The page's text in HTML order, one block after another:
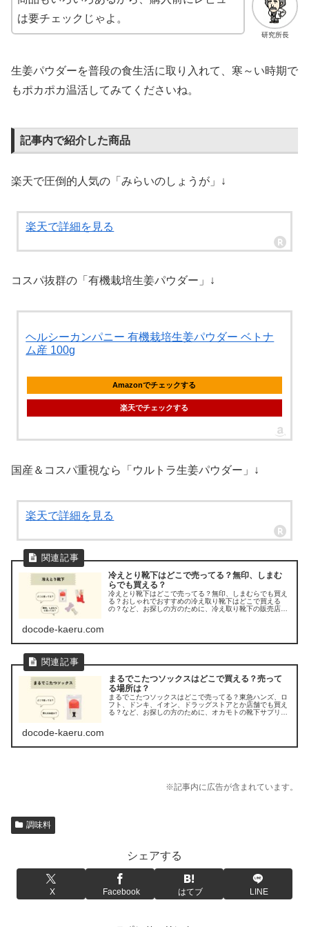
研究所長
は要チェックじゃよ。
生姜パウダーを普段の食生活に取り入れて、寒～い時期で
もポカポカ温活してみてくださいね。
記事内で紹介した商品
楽天で圧倒的人気の「みらいのしょうが」↓
楽天で詳細を見る
コスパ抜群の「有機栽培生姜パウダー」↓
ヘルシーカンパニー 有機栽培生姜パウダー ベトナ
ム産 100g
Amazonでチェックする
楽天でチェックする
国産＆コスパ重視なら「ウルトラ生姜パウダー」↓
楽天で詳細を見る
冷えとり靴下はどこで売ってる？無印、しまむ
らでも買える？
冷えとり靴下はどこで売ってる？無印、しまむらでも買え
る？おしゃれでおすすめの冷え取り靴下はどこで買える
の？など、お探しの方のために、冷え取り靴下の販売店を
docode-kaeru.com
まるでこたつソックスはどこで買える？売って
る場所は？
まるでこたつソックスはどこで売ってる？東急ハンズ、ロ
フト、ドンキ、イオン、ドラッグストアとか店舗でも買え
る？など、お探しの方のために、オカモトの靴下サプリ
docode-kaeru.com
※記事内に広告が含まれています。
調味料
シェアする
X Facebook はてブ LINE